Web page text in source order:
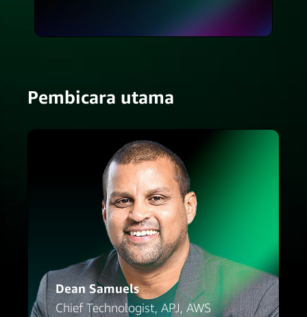
Pembicara utama
Dean Samuels
Chief Technologist, APJ, AWS